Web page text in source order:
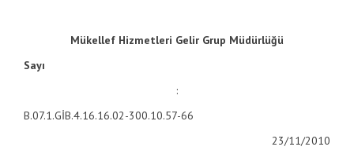
Mükellef Hizmetleri Gelir Grup Müdürlüğü
Sayı
:
B.07.1.GİB.4.16.16.02-300.10.57-66
23/11/2010